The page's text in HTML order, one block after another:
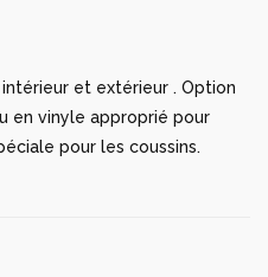
et extérieur . Option
en vinyle approprié pour
pour les coussins.